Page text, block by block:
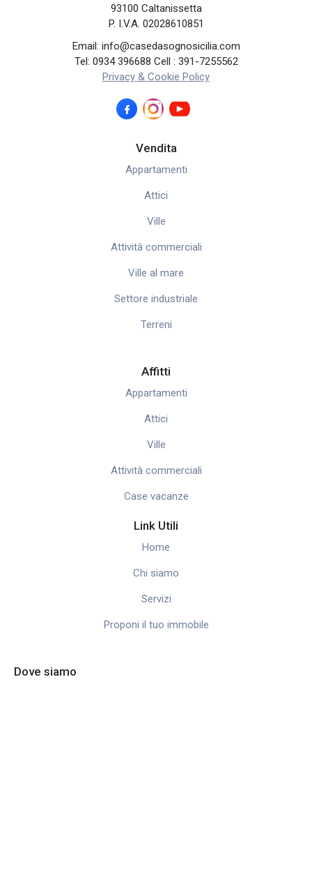
93100 Caltanissetta
P. I.V.A. 02028610851
Email: info@casedasognosicilia.com
Tel: 0934 396688 Cell : 391-7255562
Privacy & Cookie Policy
Vendita
Appartamenti
Attici
Ville
Attività commerciali
Ville al mare
Settore industriale
Terreni
Affitti
Appartamenti
Attici
Ville
Attività commerciali
Case vacanze
Link Utili
Home
Chi siamo
Servizi
Proponi il tuo immobile
Dove siamo